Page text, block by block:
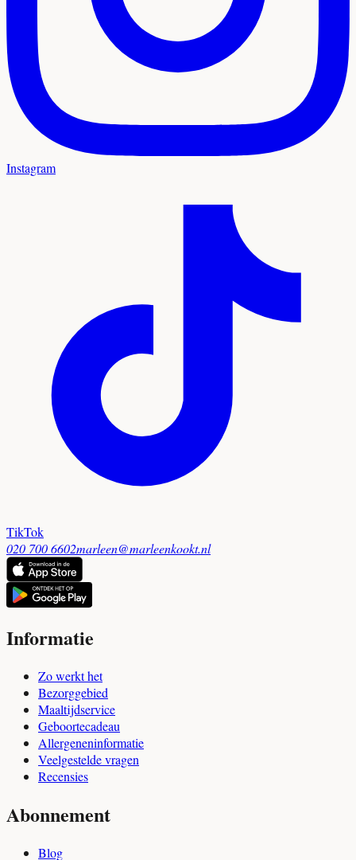
Instagram
TikTok
020 700 6602marleen@marleenkookt.nl
Informatie
Zo werkt het
Bezorggebied
Maaltijdservice
Geboortecadeau
Allergeneninformatie
Veelgestelde vragen
Recensies
Abonnement
Blog